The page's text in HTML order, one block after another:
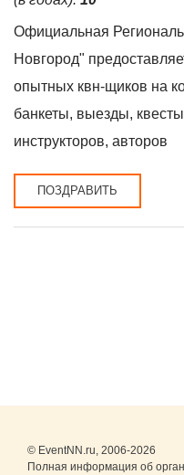
Официальная
Новгород"
опытных квн-щиков на
банкеты, выезды,
инструкторов, авторов
ПОЗДРАВИТЬ
© EventNN.ru, 2006-2026
Полная информация об